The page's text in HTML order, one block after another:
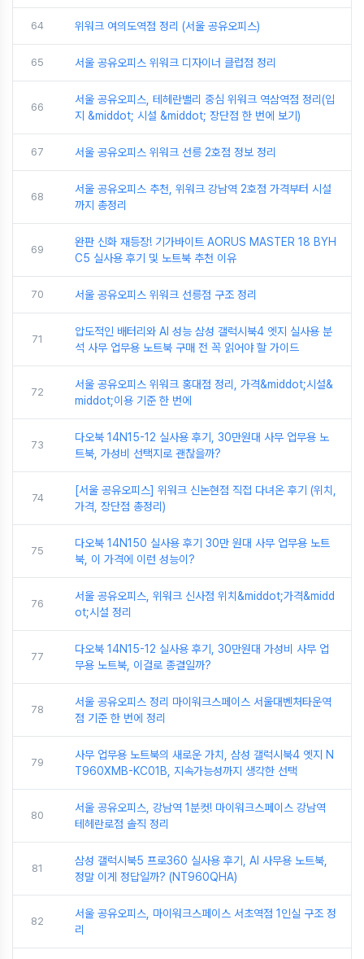
64 위워크 여의도역점 정리 (서울 공유오피스)
65 서울 공유오피스 위워크 디자이너 클럽점 정리
66
서울 공유오피스, 테헤란밸리 중심 위워크 역삼역점 정리(입
지 &middot; 시설 &middot; 장단점 한 번에 보기)
67 서울 공유오피스 위워크 선릉 2호점 정보 정리
68
서울 공유오피스 추천, 위워크 강남역 2호점 가격부터 시설
까지 총정리
69
완판 신화 재등장! 기가바이트 AORUS MASTER 18 BYH
C5 실사용 후기 및 노트북 추천 이유
70 서울 공유오피스 위워크 선릉점 구조 정리
71
압도적인 배터리와 AI 성능 삼성 갤럭시북4 엣지 실사용 분
석 사무 업무용 노트북 구매 전 꼭 읽어야 할 가이드
72
서울 공유오피스 위워크 홍대점 정리, 가격&middot;시설&
middot;이용 기준 한 번에
73
다오북 14N15-12 실사용 후기, 30만원대 사무 업무용 노
트북, 가성비 선택지로 괜찮을까?
74
[서울 공유오피스] 위워크 신논현점 직접 다녀온 후기 (위치,
가격, 장단점 총정리)
75
다오북 14N150 실사용 후기 30만 원대 사무 업무용 노트
북, 이 가격에 이런 성능이?
76
서울 공유오피스, 위워크 신사점 위치&middot;가격&midd
ot;시설 정리
77
다오북 14N15-12 실사용 후기, 30만원대 가성비 사무 업
무용 노트북, 이걸로 종결일까?
78
서울 공유오피스 정리 마이워크스페이스 서울대벤처타운역
점 기준 한 번에 정리
79
사무 업무용 노트북의 새로운 가치, 삼성 갤럭시북4 엣지 N
T960XMB-KC01B, 지속가능성까지 생각한 선택
80
서울 공유오피스, 강남역 1분컷! 마이워크스페이스 강남역
테헤란로점 솔직 정리
81
삼성 갤럭시북5 프로360 실사용 후기, AI 사무용 노트북,
정말 이게 정답일까? (NT960QHA)
82
서울 공유오피스, 마이워크스페이스 서초역점 1인실 구조 정
리